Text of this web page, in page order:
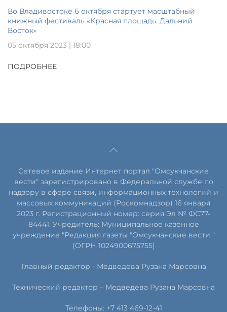
Во Владивостоке 6 октября стартует масштабный
книжный фестиваль «Красная площадь. Дальний
Восток»
05 октября 2023 | 18:00
ПОДРОБНЕЕ
Сетевое издание Интернет портал "Омсукчанские
вести" зарегистрировано в Федеральной службе по
надзору в сфере связи, информационных технологий и
массовых коммуникаций (Роскомнадзор) 16 января
2023 г. Регистрационный номер: серия Эл № ФС77-
84441. Учредитель: Муниципальное казенное
учреждение "Редакция газеты "Омсукчанские вести "
(ОГРН 1024900675755)
Главный редактор - Медведева Рузана Марсовна
Технический редактор – Медведева Рузана Марсовна
Телефоны: +7 413 469-12-41